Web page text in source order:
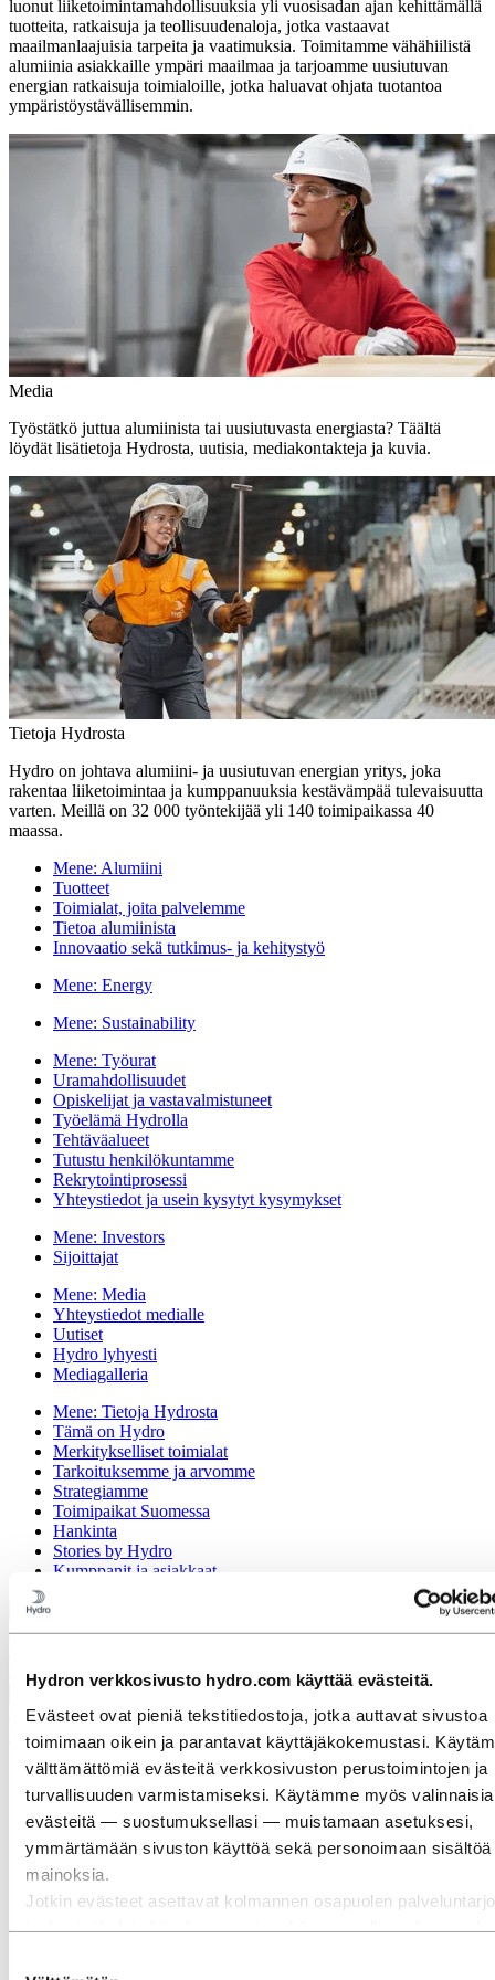
Hydron verkkosivusto hydro.com käyttää evästeitä.
Evästeet ovat pieniä tekstitiedostoja, jotka auttavat sivustoa
toimimaan oikein ja parantavat käyttäjäkokemustasi.
välttämättömiä evästeitä verkkosivuston perustoimintojen ja
turvallisuuden varmistamiseksi. Käytämme myös valinnaisia
evästeitä — suostumuksellasi — muistamaan asetuksesi,
ymmärtämään sivuston käyttöä sekä personoimaan sisältöä
mainoksia.
Jotkin evästeet asettavat kolmannen osapuolen
luonut liiketoimintamahdollisuuksia yli vuosisadan ajan kehittämällä
tuotteita, ratkaisuja ja teollisuudenaloja, jotka vastaavat
maailmanlaajuisia tarpeita ja vaatimuksia. Toimitamme vähähiilistä
alumiinia asiakkaille ympäri maailmaa ja tarjoamme uusiutuvan
energian ratkaisuja toimialoille, jotka haluavat ohjata tuotantoa
ympäristöystävällisemmin.
Media
Työstätkö juttua alumiinista tai uusiutuvasta energiasta? Täältä
löydät lisätietoja Hydrosta, uutisia, mediakontakteja ja kuvia.
Tietoja Hydrosta
Hydro on johtava alumiini- ja uusiutuvan energian yritys, joka
rakentaa liiketoimintaa ja kumppanuuksia kestävämpää tulevaisuutta
varten. Meillä on 32 000 työntekijää yli 140 toimipaikassa 40
maassa.
Mene: Alumiini
Tuotteet
Toimialat, joita palvelemme
Tietoa alumiinista
Innovaatio sekä tutkimus- ja kehitystyö
Mene: Energy
Mene: Sustainability
Mene: Työurat
Uramahdollisuudet
Opiskelijat ja vastavalmistuneet
Työelämä Hydrolla
Tehtäväalueet
Tutustu henkilökuntamme
Rekrytointiprosessi
Yhteystiedot ja usein kysytyt kysymykset
Mene: Investors
Sijoittajat
Mene: Media
Yhteystiedot medialle
Uutiset
Hydro lyhyesti
Mediagalleria
Mene: Tietoja Hydrosta
Tämä on Hydro
Merkitykselliset toimialat
Tarkoituksemme ja arvomme
Strategiamme
Toimipaikat Suomessa
Hankinta
Stories by Hydro
Kumppanit ja asiakkaat
Takaisin päävalikkoon
Sulje
Alumiini
Tuotteet
Rakennusjärjestelmät
Vähähiilinen ja kierrätetty alumiini
Suulakepuristetut profiilit
Tarkkuusputket
Pylväät
Valimotuotteet